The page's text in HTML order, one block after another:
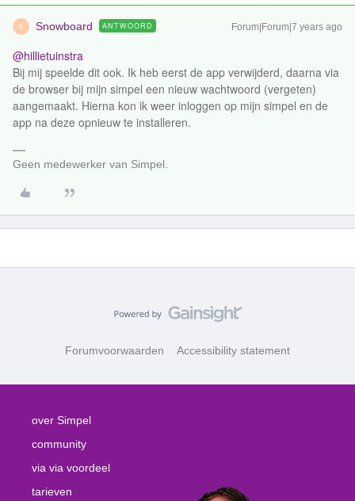
S Snowboard ANTWOORD Forum|Forum|7 years ago
@hillietuinstra
Bij mij speelde dit ook. Ik heb eerst de app verwijderd, daarna via
de browser bij mijn simpel een nieuw wachtwoord (vergeten)
aangemaakt. Hierna kon ik weer inloggen op mijn simpel en de
app na deze opnieuw te installeren.
Geen medewerker van Simpel.
Forumvoorwaarden Accessibility statement
over Simpel
community
via via voordeel
tarieven